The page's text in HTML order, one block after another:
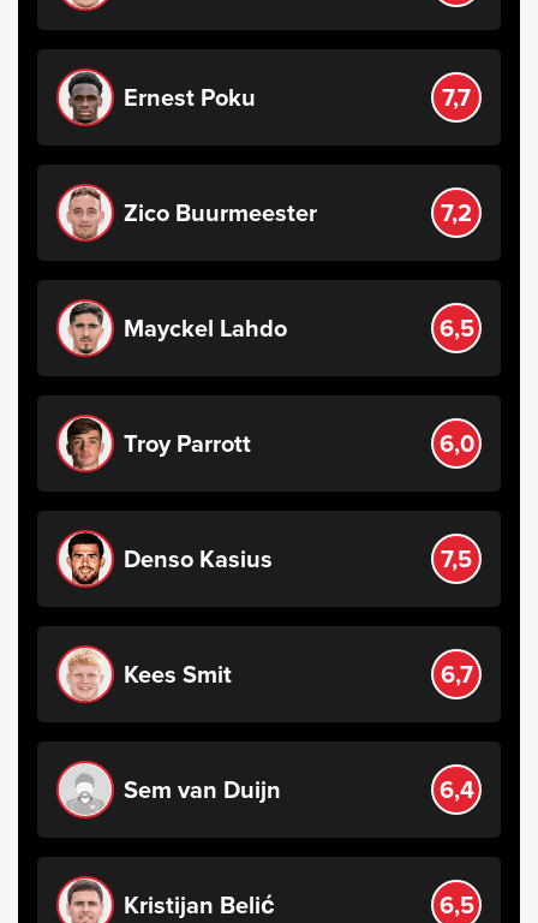
Ernest Poku 7,7
Zico Buurmeester 7,2
Mayckel Lahdo 6,5
Troy Parrott 6,0
Denso Kasius 7,5
Kees Smit 6,7
Sem van Duijn 6,4
Kristijan Belić 6,5